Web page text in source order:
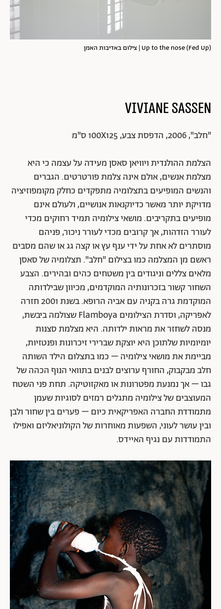
Up to the nose (Fed Up) | צילום באדיבות האמן
Viviane Sassen
"חלב", 2006, הדפסת צבע, 100X125 ס"מ
הצלמת ההולנדית ויוויאן סאסן מעידה על עצמה כי היא
מצלמת אנשים, אולם אינה צלמת פורטרטים. הגברים
והנשים המופיעים בתצלומיה מתפקדים כחלק מקומפוזיציה
מדויקת יותר מאשר כדיוקנאות אנושיים, ולעולם אינם
מופיעים בתקריבים. מושאי צילומיה תמיד רחוקים מכדי
לעורר הזדהות, אך קרובים מכדי לעורר ניכור, פניהם
מוסתרים לא אחת על ידי ענף עץ או קצה גג או שהם מסבים
ראשם מן המצלמה כמו בצילום "חלב". תצלומיה של סאסן
מלאים צללים וניגודים בין משטחים כהים ובהירים. הצבע
השחור קשור בזכרונותיה המוקדמים, מכיוון שבילדותה
מנסה לשחזר את מראות ילדותה. היא מצלמת סצנות
יומיומיות שלתוכן היא יוצקת שברירי זיכרונות ופנטזיות,
מביימת את מושאי צילומיה – כמו בתצלום הילד השותה
חלב מבקבוק, החורף ערוצים לבנים בתוואי הנוף הכהה של
גבו – אך נמנעת מפטרונות או מאקזוטיקה. תחת פני השטח
המעוצבים של צילומיה מתגלים רמזים לסוגיות שעמן
מתמודדת החברה האפריקאית כיום – פערים בין שחור ולבן
ובין עושר לעוני, השפעות מאוחרות של הקולוניאליזם ואפילו
התמודדות עם נגיף האיידס.